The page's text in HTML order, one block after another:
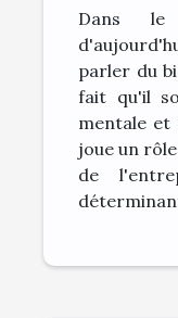
Dans le
parler du
fait qu'il
mentale et
joue un
de